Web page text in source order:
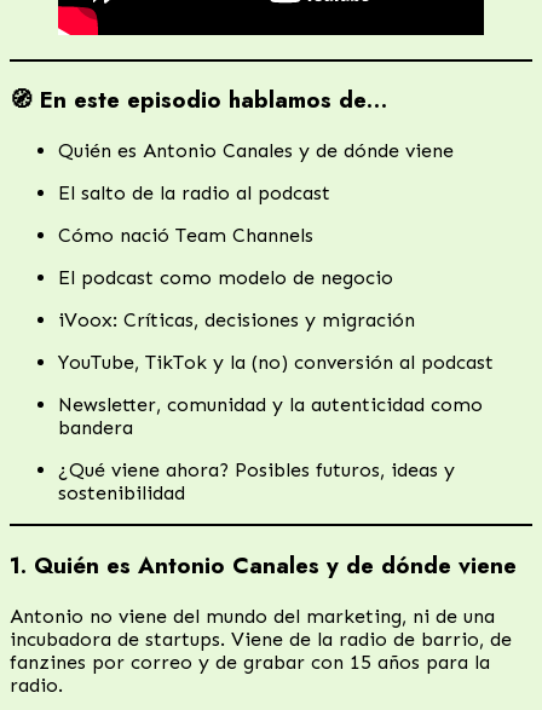
🧭 En este episodio hablamos de…
Quién es Antonio Canales y de dónde viene
El salto de la radio al podcast
Cómo nació Team Channels
El podcast como modelo de negocio
iVoox: Críticas, decisiones y migración
YouTube, TikTok y la (no) conversión al podcast
Newsletter, comunidad y la autenticidad como
bandera
¿Qué viene ahora? Posibles futuros, ideas y
sostenibilidad
1. Quién es Antonio Canales y de dónde viene
Antonio no viene del mundo del marketing, ni de una
incubadora de startups. Viene de la radio de barrio, de
fanzines por correo y de grabar con 15 años para la
radio.